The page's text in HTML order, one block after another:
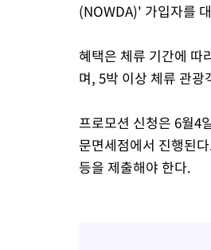
(NOWDA)' 가입자를
혜택은 체류 기간에 따
며, 5박 이상 체류 관
프로모션 신청은 6월4
문면세점에서 진행된
등을 제출해야 한다.